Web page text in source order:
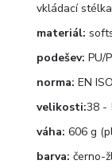
vkládací
materiál:
podešev: PU/
norma: EN
velikosti:38 -
váha: 606 g
barva: černo-